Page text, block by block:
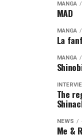
MANGA
MAD
MANGA
La
MANGA
The
NEWS
Me &